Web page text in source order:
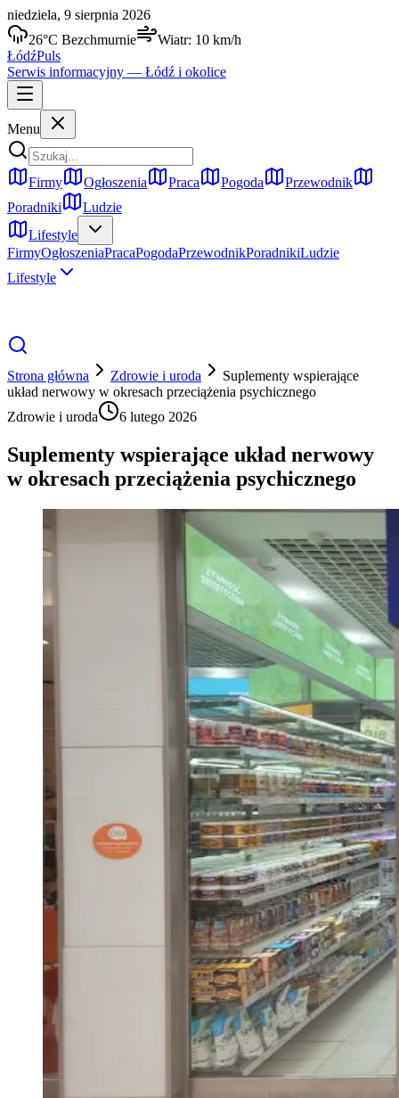
niedziela, 9 sierpnia 2026
26°C Bezchmurnie Wiatr: 10 km/h
ŁódźPuls
Serwis informacyjny — Łódź i okolice
Menu
Firmy Ogłoszenia Praca Pogoda
Przewodnik
Poradniki
Ludzie
Lifestyle
FirmyOgłoszeniaPracaPogodaPrzewodnikPoradnikiLudzie
Lifestyle
Strona główna Zdrowie i uroda
Suplementy wspierające
układ nerwowy w okresach przeciążenia psychicznego
Zdrowie i uroda
6 lutego 2026
Suplementy wspierające układ nerwowy
w okresach przeciążenia psychicznego